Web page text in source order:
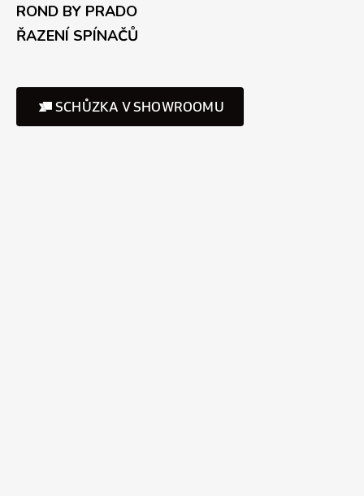
ROND BY PRADO
ŘAZENÍ SPÍNAČŮ
SCHŮZKA V SHOWROOMU